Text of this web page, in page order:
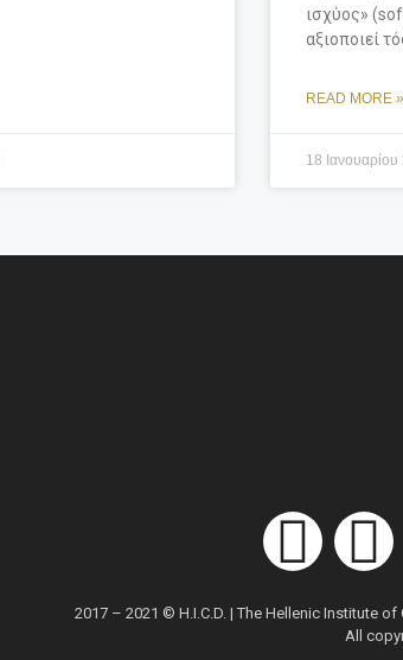
ισχύος»
αξιοποιεί
READ MORE »
18
2017 – 2021 © H.I.C.D. | The Hellenic Institute
All